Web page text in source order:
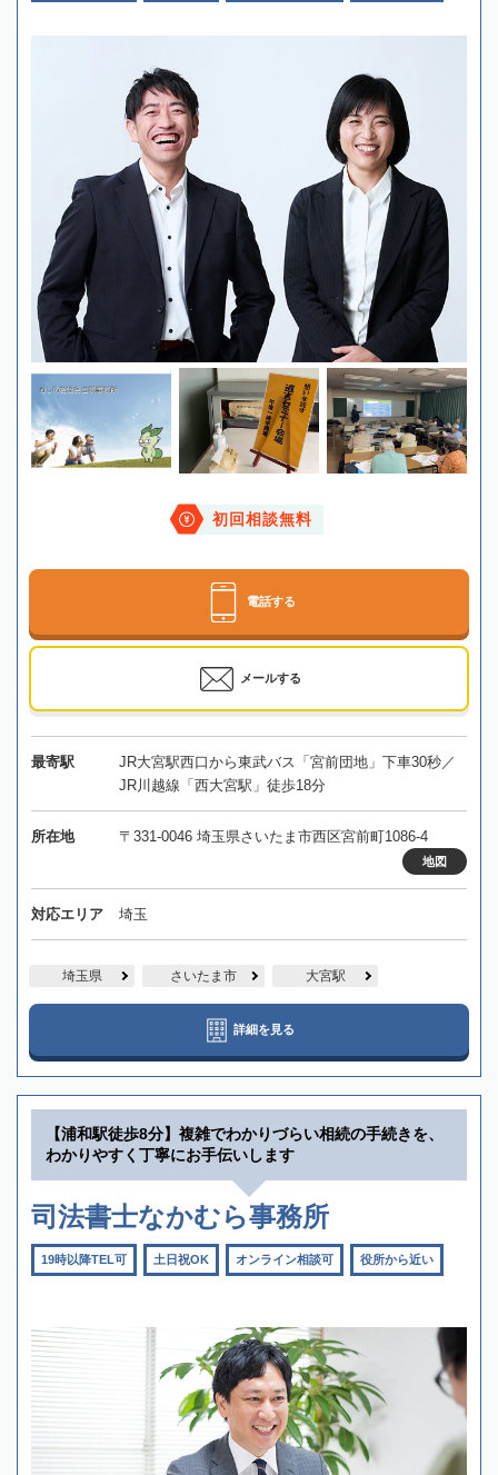
初回相談無料
電話する
メールする
最寄駅
JR大宮駅西口から東武バス「宮前団地」下車30秒／
JR川越線「西大宮駅」徒歩18分
所在地 〒331-0046 埼玉県さいたま市西区宮前町1086-4
地図
対応エリア 埼玉
埼玉県 さいたま市 大宮駅
詳細を見る
【浦和駅徒歩8分】複雑でわかりづらい相続の手続きを、
わかりやすく丁寧にお手伝いします
司法書士なかむら事務所
19時以降TEL可 土日祝OK オンライン相談可 役所から近い